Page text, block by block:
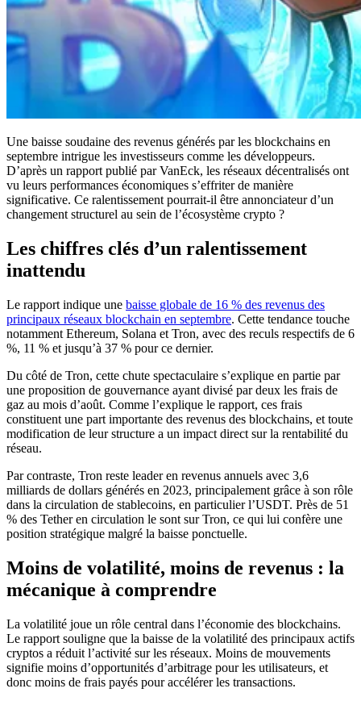
Une baisse soudaine des revenus générés par les blockchains en
septembre intrigue les investisseurs comme les développeurs.
D’après un rapport publié par VanEck, les réseaux décentralisés ont
vu leurs performances économiques s’effriter de manière
significative. Ce ralentissement pourrait-il être annonciateur d’un
changement structurel au sein de l’écosystème crypto ?
Les chiffres clés d’un ralentissement
inattendu
Le rapport indique une baisse globale de 16 % des revenus des
principaux réseaux blockchain en septembre. Cette tendance touche
notamment Ethereum, Solana et Tron, avec des reculs respectifs de 6
%, 11 % et jusqu’à 37 % pour ce dernier.
Du côté de Tron, cette chute spectaculaire s’explique en partie par
une proposition de gouvernance ayant divisé par deux les frais de
gaz au mois d’août. Comme l’explique le rapport, ces frais
constituent une part importante des revenus des blockchains, et toute
modification de leur structure a un impact direct sur la rentabilité du
réseau.
Par contraste, Tron reste leader en revenus annuels avec 3,6
milliards de dollars générés en 2023, principalement grâce à son rôle
dans la circulation de stablecoins, en particulier l’USDT. Près de 51
% des Tether en circulation le sont sur Tron, ce qui lui confère une
position stratégique malgré la baisse ponctuelle.
Moins de volatilité, moins de revenus : la
mécanique à comprendre
La volatilité joue un rôle central dans l’économie des blockchains.
Le rapport souligne que la baisse de la volatilité des principaux actifs
cryptos a réduit l’activité sur les réseaux. Moins de mouvements
signifie moins d’opportunités d’arbitrage pour les utilisateurs, et
donc moins de frais payés pour accélérer les transactions.